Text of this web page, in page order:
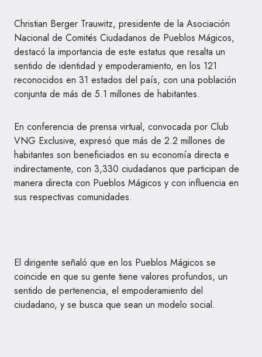
Christian Berger Trauwitz, presidente de la Asociación
Nacional de Comités Ciudadanos de Pueblos Mágicos,
destacó la importancia de este estatus que resalta un
sentido de identidad y empoderamiento, en los 121
reconocidos en 31 estados del país, con una población
conjunta de más de 5.1 millones de habitantes.
En conferencia de prensa virtual, convocada por Club
VNG Exclusive, expresó que más de 2.2 millones de
habitantes son beneficiados en su economía directa e
indirectamente, con 3,330 ciudadanos que participan de
manera directa con Pueblos Mágicos y con influencia en
sus respectivas comunidades.
El dirigente señaló que en los Pueblos Mágicos se
coincide en que su gente tiene valores profundos, un
sentido de pertenencia, el empoderamiento del
ciudadano, y se busca que sean un modelo social.